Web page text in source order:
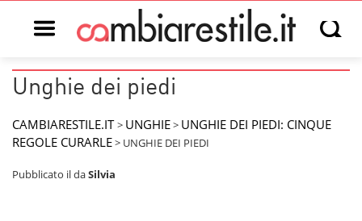
Open main menu Open
Unghie dei piedi
CAMBIARESTILE.IT > UNGHIE> UNGHIE DEI PIEDI: CINQUE
REGOLE CURARLE> UNGHIE DEI PIEDI
Pubblicato ildaSilvia